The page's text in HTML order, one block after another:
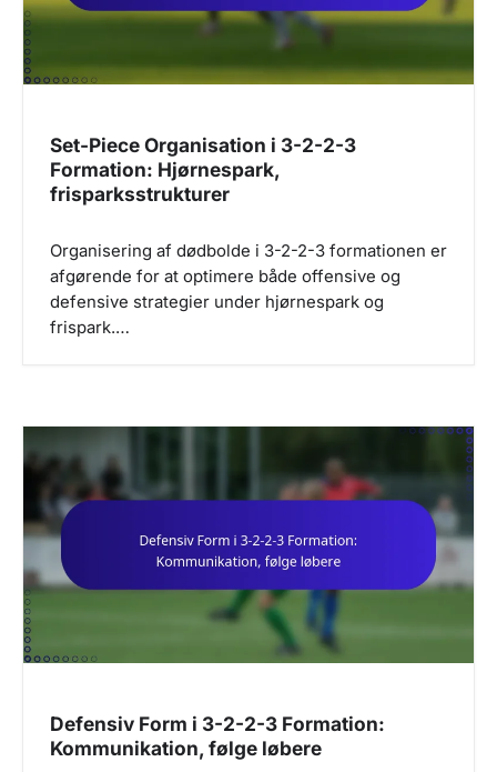
i
o
n
Set-Piece Organisation i 3-2-2-3
Formation: Hjørnespark,
frisparksstrukturer
Organisering af dødbolde i 3-2-2-3 formationen er
afgørende for at optimere både offensive og
defensive strategier under hjørnespark og
frispark.…
Defensiv Form i 3-2-2-3 Formation:
Kommunikation, følge løbere